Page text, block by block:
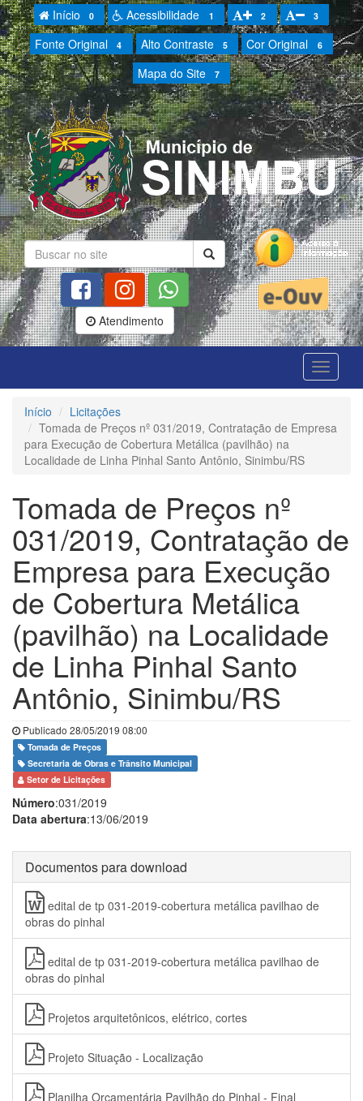
Início 0 Acessibilidade 1 2 3
Fonte Original 4 Alto Contraste 5 Cor Original 6
Mapa do Site 7
Atendimento
Início
Licitações
Tomada de Preços nº 031/2019, Contratação de Empresa
para Execução de Cobertura Metálica (pavilhão) na
Localidade de Linha Pinhal Santo Antônio, Sinimbu/RS
Tomada de Preços nº
031/2019, Contratação de
Empresa para Execução
de Cobertura Metálica
(pavilhão) na Localidade
de Linha Pinhal Santo
Antônio, Sinimbu/RS
Publicado 28/05/2019 08:00
Tomada de Preços
Secretaria de Obras e Trânsito Municipal
Setor de Licitações
Número:031/2019
Data abertura:13/06/2019
Documentos para download
edital de tp 031-2019-cobertura metálica pavilhao de
obras do pinhal
edital de tp 031-2019-cobertura metálica pavilhao de
obras do pinhal
Projetos arquitetônicos, elétrico, cortes
Projeto Situação - Localização
Planilha Orçamentária Pavilhão do Pinhal - Final